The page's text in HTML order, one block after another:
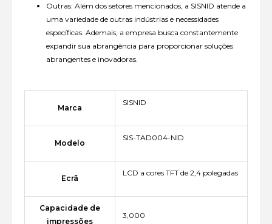
Outras: Além dos setores mencionados, a SISNID atende a
uma variedade de outras indústrias e necessidades
específicas. Ademais, a empresa busca constantemente
expandir sua abrangência para proporcionar soluções
abrangentes e inovadoras.
Marca
SISNID
Modelo
SIS-TAD004-NID
Ecrã
LCD a cores TFT de 2,4 polegadas
Capacidade de
impressões
3,000